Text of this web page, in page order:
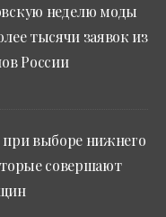
неделю моды
тысячи заявок из
России
выборе нижнего
совершают